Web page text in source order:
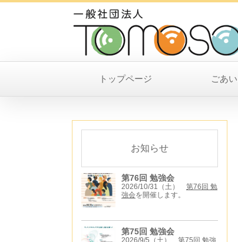
トップページ ごあ
お知らせ
第76回 勉強会
2026/10/31（土） 第76回 勉
強会を開催します。
第75回 勉強会
2026/9/5（土） 第75回 勉強